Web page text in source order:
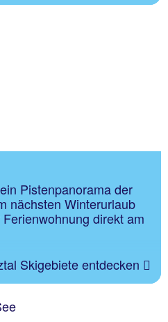
Pistenpanorama der
nächsten Winterurlaub
direkt am
Skigebiete entdecken